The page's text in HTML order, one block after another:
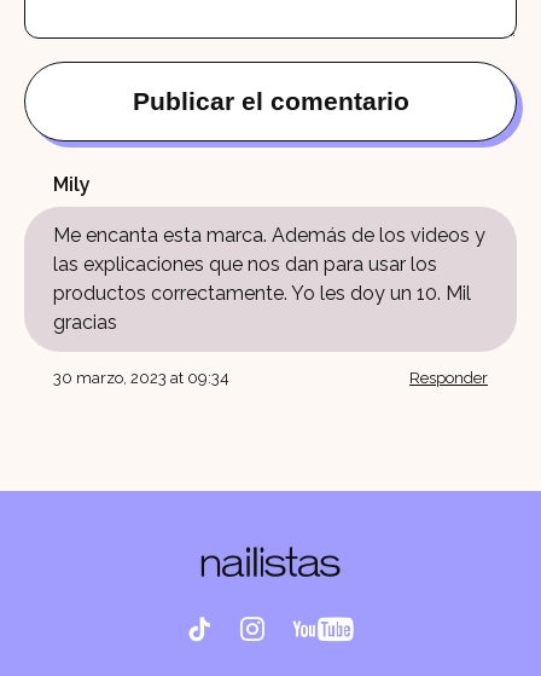
Mily
Me encanta esta marca. Además de los videos y
las explicaciones que nos dan para usar los
productos correctamente. Yo les doy un 10. Mil
gracias
30 marzo, 2023 at 09:34 Responder